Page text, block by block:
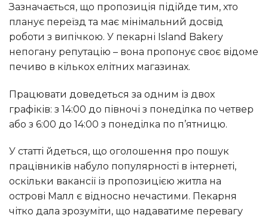
Зазначається, що пропозиція підійде тим, хто
планує переїзд та має мінімальний досвід
роботи з випічкою. У пекарні Island Bakery
непогану репутацію – вона пропонує своє відоме
печиво в кількох елітних магазинах.
Працювати доведеться за одним із двох
графіків: з 14:00 до півночі з понеділка по четвер
або з 6:00 до 14:00 з понеділка по п’ятницю.
У статті йдеться, що оголошення про пошук
працівників набуло популярності в інтернеті,
оскільки вакансії із пропозицією житла на
острові Малл є відносно нечастими. Пекарня
чітко дала зрозуміти, що надаватиме перевагу